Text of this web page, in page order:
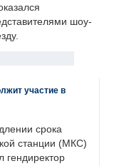
шоу-
участие в
срока
станции (МКС)